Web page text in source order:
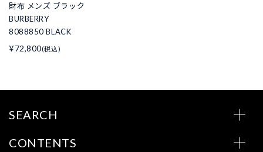
財布 メンズ ブラック
BURBERRY
8088850 BLACK
¥72,800(税込)
SEARCH
CONTENTS